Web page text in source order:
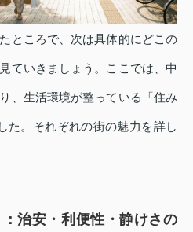
ところで、次は具体的にどこの
ていきましょう。ここでは、中
、生活環境が整っている「住み
た。それぞれの街の魅力を詳し
治安・利便性・静けさの